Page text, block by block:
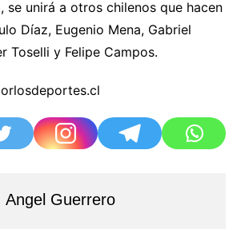
se unirá a otros chilenos que hacen
Díaz, Eugenio Mena, Gabriel
Toselli y Felipe Campos.
Angel Guerrero